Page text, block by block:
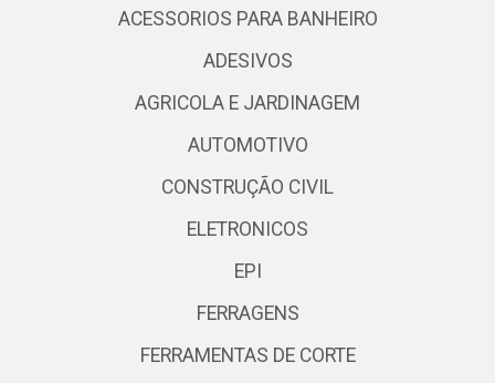
ACESSORIOS PARA BANHEIRO
ADESIVOS
AGRICOLA E JARDINAGEM
AUTOMOTIVO
CONSTRUÇÃO CIVIL
ELETRONICOS
EPI
FERRAGENS
FERRAMENTAS DE CORTE